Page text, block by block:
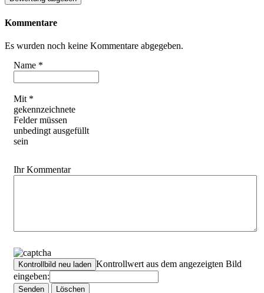
Kommentare
Es wurden noch keine Kommentare abgegeben.
Name *
Mit *
gekennzeichnete
Felder müssen
unbedingt ausgefüllt
sein
Ihr Kommentar
Kontrollwert aus dem angezeigten Bild
eingeben: